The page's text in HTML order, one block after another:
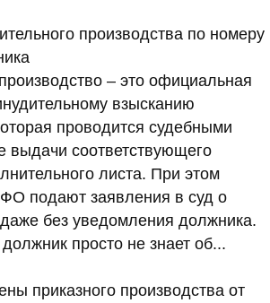
производства по номеру
– это официальная
взысканию
проводится судебными
выдачи соответствующего
листа. При этом
подают заявления в суд о
без уведомления должника.
просто не знает об...
приказного производства от